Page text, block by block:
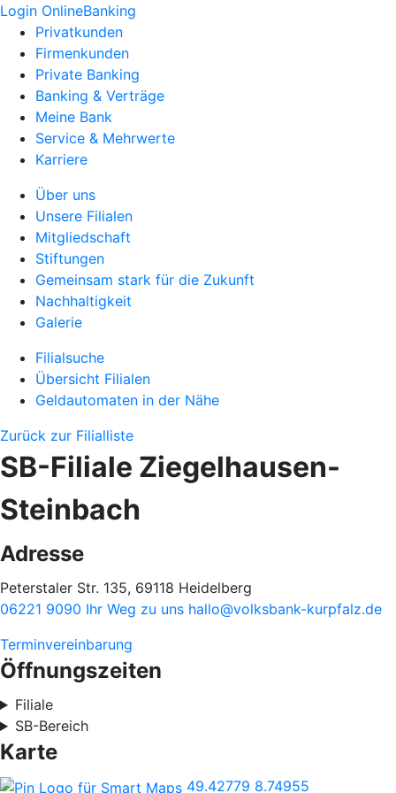
Login OnlineBanking
Privatkunden
Firmenkunden
Private Banking
Banking & Verträge
Meine Bank
Service & Mehrwerte
Karriere
Über uns
Unsere Filialen
Mitgliedschaft
Stiftungen
Gemeinsam stark für die Zukunft
Nachhaltigkeit
Galerie
Filialsuche
Übersicht Filialen
Geldautomaten in der Nähe
Zurück zur Filialliste
SB-Filiale Ziegelhausen-
Steinbach
Adresse
Peterstaler Str. 135, 69118 Heidelberg
06221 9090 Ihr Weg zu uns hallo@volksbank-kurpfalz.de
Terminvereinbarung
Öffnungszeiten
Filiale
SB-Bereich
Karte
49.42779 8.74955